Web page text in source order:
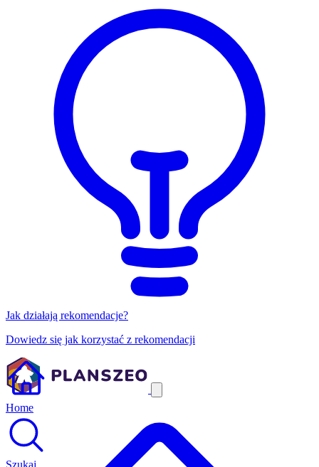
Jak działają rekomendacje?
Dowiedz się jak korzystać z rekomendacji
Home
Szukaj